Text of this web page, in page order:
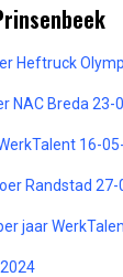
Heftruck
NAC Breda 23-
16-
Randstad
jaar